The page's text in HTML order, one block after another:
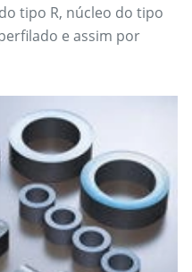
tipo R, núcleo do tipo
e assim por